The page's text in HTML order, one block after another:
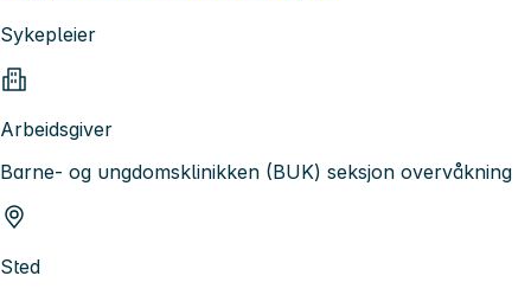
Sykepleier
Arbeidsgiver
Barne- og ungdomsklinikken (BUK) seksjon overvåkning
Sted